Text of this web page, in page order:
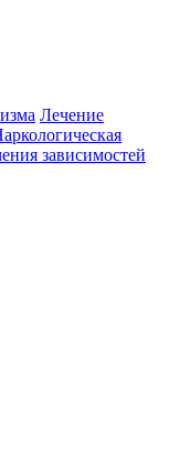
Лечение
зависимостей